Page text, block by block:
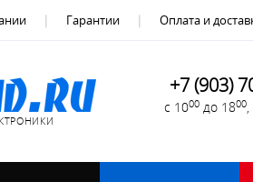
Гарантии Оплата и
+7 (903)
с 1000 до 1800